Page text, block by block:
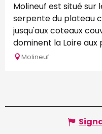
Molineuf est situé sur
serpente du plateau
jusqu'aux coteaux
dominent la Loire aux
Molineuf